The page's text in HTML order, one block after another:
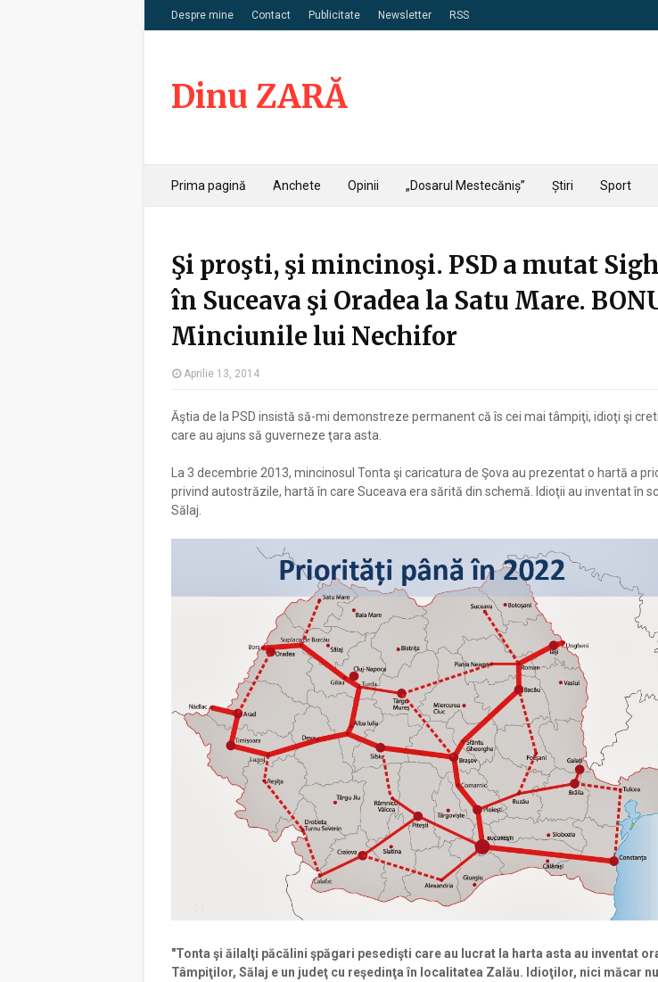
Despre mine Contact Publicitate Newsletter RSS
Dinu ZARĂ
Prima pagină Anchete Opinii „Dosarul Mestecăniș” Știri Sport
Şi proşti, şi mincinoşi. PSD a mutat
în Suceava şi Oradea la Satu Mare.
Minciunile lui Nechifor
Aprilie 13, 2014
Ăştia de la PSD insistă să-mi demonstreze permanent că îs cei mai tâmpiţi, idioţi şi
care au ajuns să guverneze ţara asta.
La 3 decembrie 2013, mincinosul Tonta şi caricatura de Şova au prezentat o hartă a
privind autostrăzile, hartă în care Suceava era sărită din schemă. Idioţii au inventat în
Sălaj.
"Tonta şi ăilalţi păcălini şpăgari pesedişti care au lucrat la harta asta au inventat
Tâmpiţilor, Sălaj e un judeţ cu reşedinţa în localitatea Zalău. Idioţilor, nici măcar